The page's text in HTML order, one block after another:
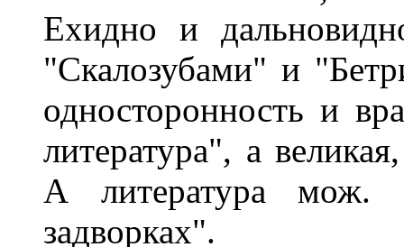
Ехидно и
"Скалозубами" и
односторонность и
литература", а
А литература
задворках".